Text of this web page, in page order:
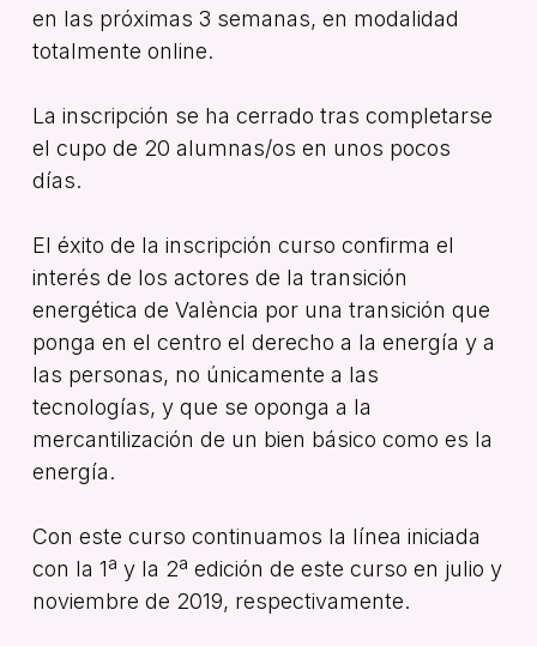
en las próximas 3 semanas, en modalidad
totalmente online.
La inscripción se ha cerrado tras completarse
el cupo de 20 alumnas/os en unos pocos
días.
El éxito de la inscripción curso confirma el
interés de los actores de la transición
energética de València por una transición que
ponga en el centro el derecho a la energía y a
las personas, no únicamente a las
tecnologías, y que se oponga a la
mercantilización de un bien básico como es la
energía.
Con este curso continuamos la línea iniciada
con la 1ª y la 2ª edición de este curso en julio y
noviembre de 2019, respectivamente.